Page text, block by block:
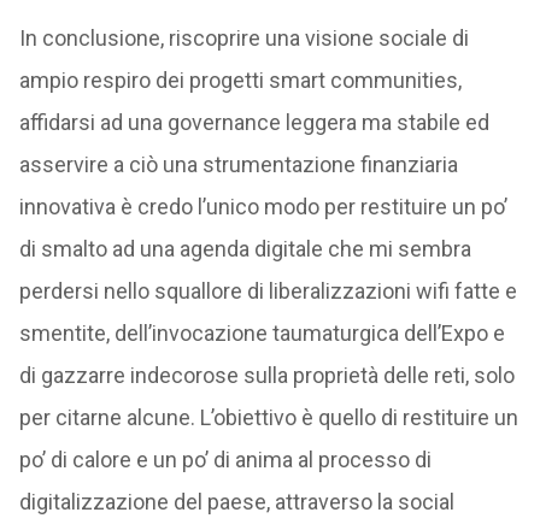
In conclusione, riscoprire una visione sociale di
ampio respiro dei progetti smart communities,
affidarsi ad una governance leggera ma stabile ed
asservire a ciò una strumentazione finanziaria
innovativa è credo l’unico modo per restituire un po’
di smalto ad una agenda digitale che mi sembra
perdersi nello squallore di liberalizzazioni wifi fatte e
smentite, dell’invocazione taumaturgica dell’Expo e
di gazzarre indecorose sulla proprietà delle reti, solo
per citarne alcune. L’obiettivo è quello di restituire un
po’ di calore e un po’ di anima al processo di
digitalizzazione del paese, attraverso la social